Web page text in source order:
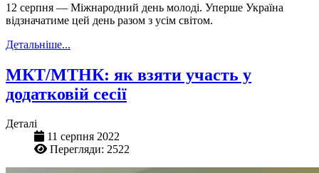
12 серпня — Міжнародний день молоді. Уперше Україна
відзначатиме цей день разом з усім світом.
Детальніше...
МКТ/МТНК: як взяти участь у
додатковій сесії
Деталі
11 серпня 2022
Перегляди: 2522